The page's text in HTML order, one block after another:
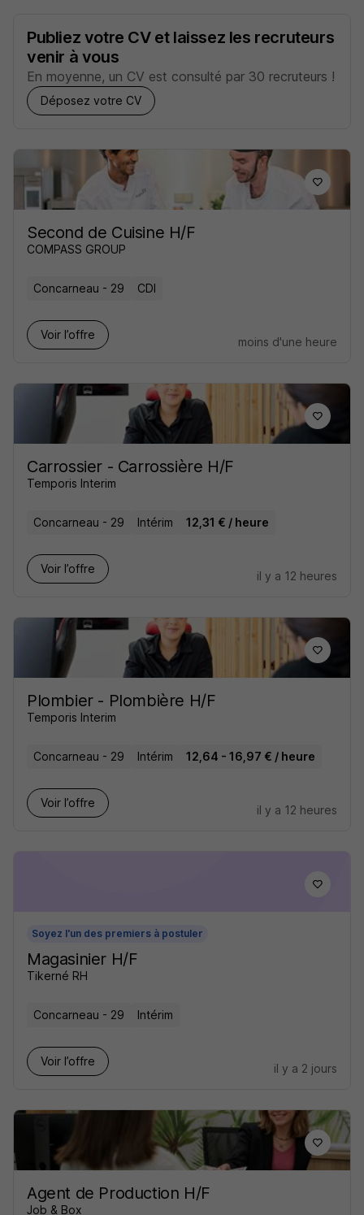
Publiez votre CV et laissez les recruteurs
venir à vous
En moyenne, un CV est consulté par 30 recruteurs !
Déposez votre CV
Second de Cuisine H/F
COMPASS GROUP
Concarneau - 29 CDI
Voir l’offre
moins d'une heure
Carrossier - Carrossière H/F
Temporis Interim
Concarneau - 29 Intérim 12,31 € / heure
Voir l’offre
il y a 12 heures
Plombier - Plombière H/F
Temporis Interim
Concarneau - 29 Intérim 12,64 - 16,97 € / heure
Voir l’offre
il y a 12 heures
Soyez l'un des premiers à postuler
Magasinier H/F
Tikerné RH
Concarneau - 29 Intérim
Voir l’offre
il y a 2 jours
Agent de Production H/F
Job & Box